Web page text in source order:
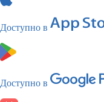
Доступно в
Доступно в